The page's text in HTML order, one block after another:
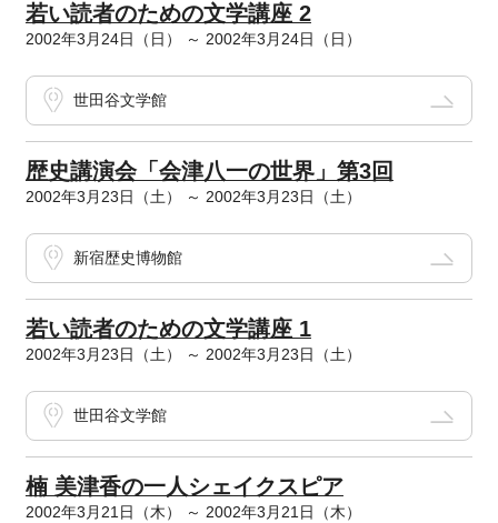
若い読者のための文学講座 2
2002年3月24日（日） ～ 2002年3月24日（日）
世田谷文学館
歴史講演会「会津八一の世界」第3回
2002年3月23日（土） ～ 2002年3月23日（土）
新宿歴史博物館
若い読者のための文学講座 1
2002年3月23日（土） ～ 2002年3月23日（土）
世田谷文学館
楠 美津香の一人シェイクスピア
2002年3月21日（木） ～ 2002年3月21日（木）